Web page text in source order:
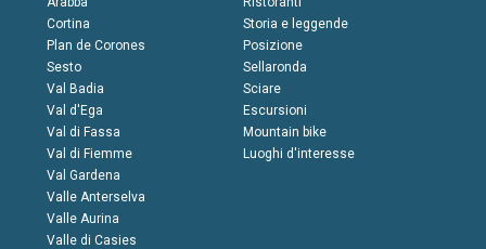
Cortina
Plan de Corones
Sesto
Val Badia
Val d'Ega
Val di Fassa
Val di Fiemme
Val Gardena
Valle Anterselva
Valle Aurina
Valle di Casies
Storia e leggende
Posizione
Sellaronda
Sciare
Escursioni
Mountain bike
Luoghi d'interesse